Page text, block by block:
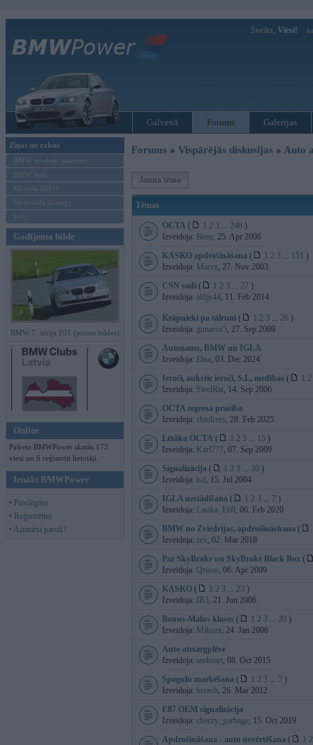
Sveiks, Viesi!
Galvenā Forums Galerijas
Ziņas un raksti
BMW modeļu jaunumi
BMW testi
Mēneša BMW
Sērijveida tūnings
Vel...
Gadījuma bilde
BMW 7. sērija F01 (preses bildes)
Online
Pašreiz BMWPower skatās 172
viesi un 6 reģistrēti lietotāji.
Ienākt BMWPower
• Pieslēgties
• Reģistrēties
• Aizmirsi paroli?
Forums » Vispārējās diskusijas » Auto
Jauna tēma
Tēmas
OCTA ( 1 2 3 ... 248 )
Izveidoja: Bron, 25. Apr 2006
KASKO apdrošināšana ( 1 2 3 ... 151 )
Izveidoja: Marex, 27. Nov 2003
CSN sodi ( 1 2 3 ... 27 )
Izveidoja: alfijs44, 11. Feb 2014
Krāpnieki pa tālruni ( 1 2 3 ... 26 )
Izveidoja: gunarsx5, 27. Sep 2009
Autonams, BMW un IGLA
Izveidoja: Elna, 03. Dec 2024
Ieroči, aukstie ieroči, S.L, medības ( 1 2
Izveidoja: SteelRat, 14. Sep 2006
OCTA regresa prasība
Izveidoja: shtolcers, 28. Feb 2025
Lētāka OCTA ( 1 2 3 ... 15 )
Izveidoja: Karl777, 07. Sep 2009
Signalizācija ( 1 2 3 ... 30 )
Izveidoja: lsd , 15. Jul 2004
IGLA uzstādīšana ( 1 2 3 ... 7 )
Izveidoja: Lataka_E60, 06. Feb 2020
BMW no Zviedrijas, apdrošináshana (
Izveidoja: zex, 02. Mar 2018
Par SkyBrake un SkyBrake Black Box (
Izveidoja: Qrisso, 06. Apr 2009
KASKO ( 1 2 3 ... 23 )
Izveidoja:
IR3, 21. Jun 2006
Bonus-Malus klases ( 1 2 3 ... 20 )
Izveidoja: Mikuzz, 24. Jan 2006
Auto aizsargplēve
Izveidoja: andreart, 08. Oct 2015
Spoguļu marķēšana ( 1 2 3 ... 7 )
Izveidoja: brezsh, 26. Mar 2012
E87 OEM signalizācija
Izveidoja: cheezy_garbage, 15. Oct 2019
Apdrošināšana - auto novērtēšana ( 1 2